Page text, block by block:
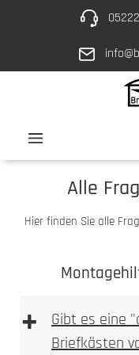
Zum Hauptinhalt springen
Alle
Hier finden Sie alle
+
Gibt es eine
Briefkästen